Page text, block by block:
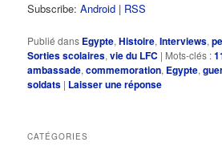
Subscribe:Android | RSS
Publié dans Egypte,Histoire,Interviews,
Sorties scolaires,vie du LFC | Mots-clés :
ambassade,commemoration, Egypte,
soldats | Laisser une réponse
CATÉGORIES